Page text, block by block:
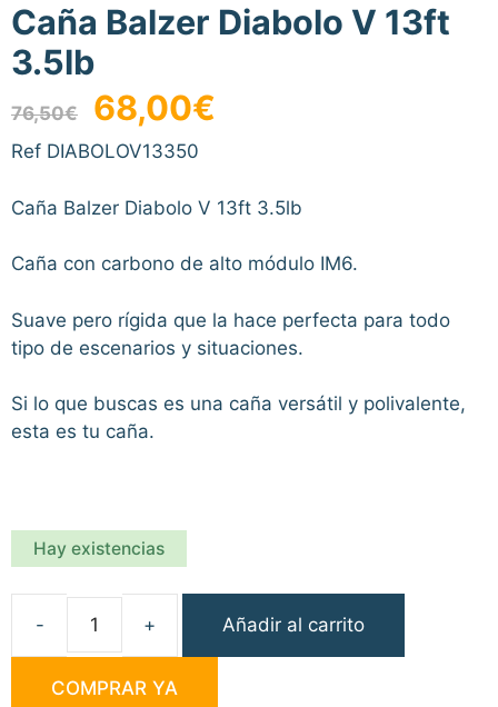
Caña Balzer Diabolo V 13ft
3.5lb
76,50€
El
precio
original
76,50€.
68,00€
68,00€.
Ref DIABOLOV13350
Caña Balzer Diabolo V 13ft 3.5lb
Caña con carbono de alto módulo IM6.
Suave pero rígida que la hace perfecta para todo
tipo de escenarios y situaciones.
Si lo que buscas es una caña versátil y polivalente,
esta es tu caña.
Hay existencias
Balzer
Diabolo
Añadir al carrito
COMPRAR YA